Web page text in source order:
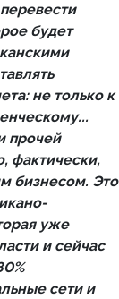
будет
не только к
прочей
фактически,
бизнесом. Это
уже
и сейчас
сети и